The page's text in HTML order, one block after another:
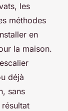
les
méthodes
en
la maison.
déjà
sans